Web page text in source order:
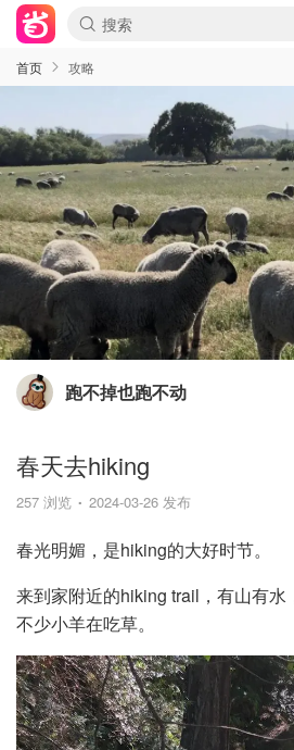
首页 攻略
跑不掉也跑不动
春天去hiking
257 浏览 2024-03-26 发布
春光明媚，是hiking的大好时节。
来到家附近的hiking trail，有山有水
不少小羊在吃草。